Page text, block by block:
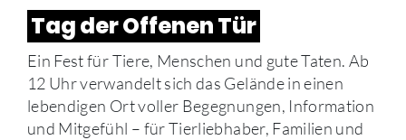
Tag der Offenen Tür
Ein Fest für Tiere, Menschen und gute Taten. Ab
12 Uhr verwandelt sich das Gelände in einen
lebendigen Ort voller Begegnungen, Information
und Mitgefühl – für Tierliebhaber, Familien und